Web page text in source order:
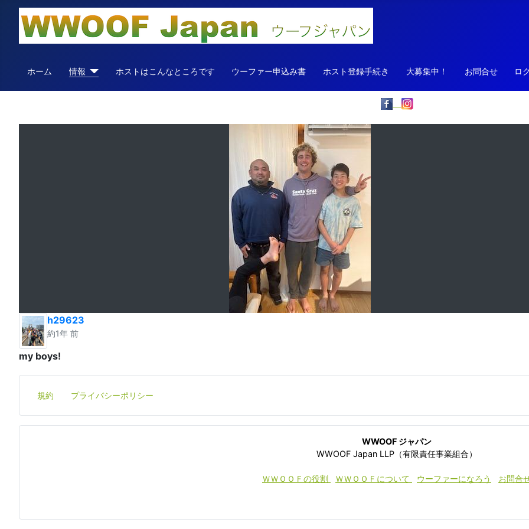
ホーム 情報 ホストはこんなところです ウーファー申込み書 ホスト登録手続き 大募集中！ お問合せ ロ
h29623
約1年 前
my boys!
規約 プライバシーポリシー
WWOOF ジャパン
WWOOF Japan LLP（有限責任事業組合）
ＷＷＯＯＦの役割 ＷＷＯＯＦについて ウーファーになろう お問合